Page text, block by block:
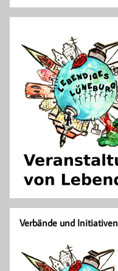
Verbände und Initiativen